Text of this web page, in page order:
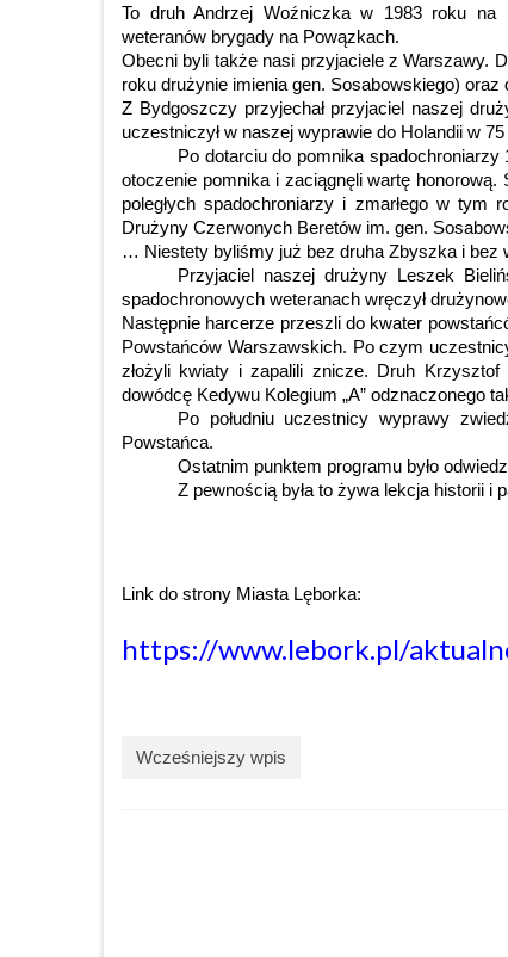
To druh Andrzej Woźniczka w 1983 roku na
weteranów brygady na Powązkach.
Obecni byli także nasi przyjaciele z Warszawy.
roku drużynie imienia gen. Sosabowskiego)
Z Bydgoszczy przyjechał przyjaciel naszej
uczestniczył w naszej wyprawie do Holandii w
Po dotarciu do pomnika
otoczenie pomnika i zaciągnęli wartę
poległych spadochroniarzy i zmarłego w tym
Drużyny Czerwonych Beretów im. gen.
… Niestety byliśmy już bez druha Zbyszka i bez
Przyjaciel naszej drużyny Leszek
spadochronowych weteranach wręczył
Następnie harcerze przeszli do kwater
Powstańców Warszawskich. Po czym
złożyli kwiaty i zapalili znicze. Druh Krzysztof
dowódcę Kedywu Kolegium „A” odznaczonego
Po południu uczestnicy wyprawy
Powstańca.
Ostatnim punktem programu było
Z pewnością była to żywa lekcja historii i
Link do strony Miasta Lęborka:
https://www.lebork.pl/
Wcześniejszy wpis